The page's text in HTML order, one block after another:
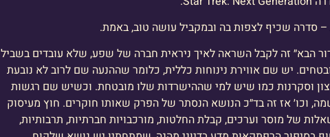
– סדרה שכיף לצפות בה ובמקביל עושה טוב, באמת.
הבא״ זה לקבל השראה לאיך ניראית חברה של שפע, שלא עובדים בשביל
יש שם אווירת נינוחות כללית, כלומר שההנעה שם לרוב לא נובעת
וסקרנות כמו שיש למי שההישרדות שלו מובטחת. וכשיש שם רגשות
וכו׳ אז זה בד״כ הנושא הנסתר של הפרק שאותו חוקרים. חוץ מעיסוק
של מוסר וערכים, קבלת החלטות, מורכבויות חברתיות, תרבותיות,